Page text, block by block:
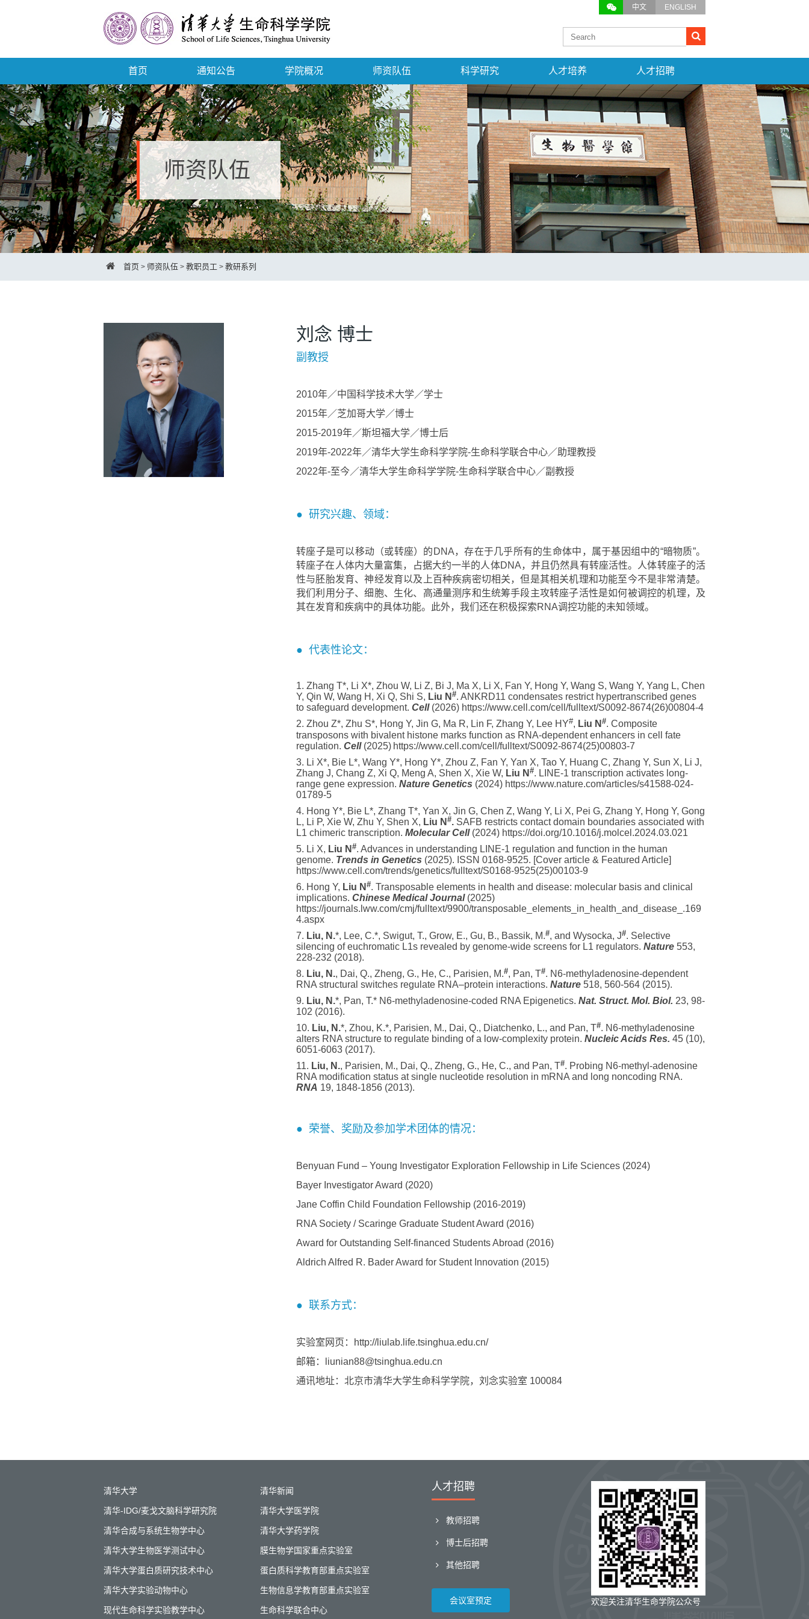
中文 ENGLISH
首页 通知公告 学院概况 师资队伍 科学研究 人才培养 人才招聘
师资队伍
首页 > 师资队伍 > 教职员工 > 教研系列
刘念 博士
副教授
2010年／中国科学技术大学／学士
2015年／芝加哥大学／博士
2015-2019年／斯坦福大学／博士后
2019年-2022年／清华大学生命科学学院-生命科学联合中心／助理教授
2022年-至今／清华大学生命科学学院-生命科学联合中心／副教授
● 研究兴趣、领域：
转座子是可以移动（或转座）的DNA，存在于几乎所有的生命体中，属于基因组中的“暗物质”。
转座子在人体内大量富集，占据大约一半的人体DNA，并且仍然具有转座活性。人体转座子的活
性与胚胎发育、神经发育以及上百种疾病密切相关，但是其相关机理和功能至今不是非常清楚。
我们利用分子、细胞、生化、高通量测序和生统筹手段主攻转座子活性是如何被调控的机理，及
其在发育和疾病中的具体功能。此外，我们还在积极探索RNA调控功能的未知领域。
● 代表性论文：
1. Zhang T*, Li X*, Zhou W, Li Z, Bi J, Ma X, Li X, Fan Y, Hong Y, Wang S, Wang Y, Yang L, Chen
Y, Qin W, Wang H, Xi Q, Shi S, Liu N #. ANKRD11 condensates restrict hypertranscribed genes
to safeguard development. Cell(2026) https://www.cell.com/cell/fulltext/S0092-8674(26)00804-4
2. Zhou Z*, Zhu S*, Hong Y, Jin G, Ma R, Lin F, Zhang Y, Lee HY#, Liu N #. Composite
transposons with bivalent histone marks function as RNA-dependent enhancers in cell fate
regulation. Cell (2025) https://www.cell.com/cell/fulltext/S0092-8674(25)00803-7
3. Li X*, Bie L*, Wang Y*, Hong Y*, Zhou Z, Fan Y, Yan X, Tao Y, Huang C, Zhang Y, Sun X, Li J,
Zhang J, Chang Z, Xi Q, Meng A, Shen X, Xie W, Liu N #. LINE-1 transcription activates long-
range gene expression. Nature Genetics (2024) https://www.nature.com/articles/s41588-024-
01789-5
4. Hong Y*, Bie L*, Zhang T*, Yan X, Jin G, Chen Z, Wang Y, Li X, Pei G, Zhang Y, Hong Y, Gong
L, Li P, Xie W, Zhu Y, Shen X, Liu N #. SAFB restricts contact domain boundaries associated with
L1 chimeric transcription. Molecular Cell(2024) https://doi.org/10.1016/j.molcel.2024.03.021
5. Li X, Liu N #. Advances in understanding LINE-1 regulation and function in the human
genome. Trends in Genetics (2025). ISSN 0168-9525. [Cover article & Featured Article]
https://www.cell.com/trends/genetics/fulltext/S0168-9525(25)00103-9
6. Hong Y, Liu N #. Transposable elements in health and disease: molecular basis and clinical
implications. Chinese Medical Journal(2025)
https://journals.lww.com/cmj/fulltext/9900/transposable_elements_in_health_and_disease_.169
4.aspx
7. Liu, N.*, Lee, C.*, Swigut, T., Grow, E., Gu, B., Bassik, M.#, and Wysocka, J#. Selective
silencing of euchromatic L1s revealed by genome-wide screens for L1 regulators. Nature 553,
228-232 (2018).
8. Liu, N., Dai, Q., Zheng, G., He, C., Parisien, M.#, Pan, T#. N6-methyladenosine-dependent
RNA structural switches regulate RNA–protein interactions. Nature 518, 560-564 (2015).
9. Liu, N.*, Pan, T.* N6-methyladenosine-coded RNA Epigenetics. Nat. Struct. Mol. Biol. 23, 98-
102 (2016).
10. Liu, N.*, Zhou, K.*, Parisien, M., Dai, Q., Diatchenko, L., and Pan, T#. N6-methyladenosine
alters RNA structure to regulate binding of a low-complexity protein. Nucleic Acids Res. 45 (10),
6051-6063 (2017).
11. Liu, N., Parisien, M., Dai, Q., Zheng, G., He, C., and Pan, T#. Probing N6-methyl-adenosine
RNA modification status at single nucleotide resolution in mRNA and long noncoding RNA.
RNA 19, 1848-1856 (2013).
● 荣誉、奖励及参加学术团体的情况：
Benyuan Fund – Young Investigator Exploration Fellowship in Life Sciences (2024)
Bayer Investigator Award (2020)
Jane Coffin Child Foundation Fellowship (2016-2019)
RNA Society / Scaringe Graduate Student Award (2016)
Award for Outstanding Self-financed Students Abroad (2016)
Aldrich Alfred R. Bader Award for Student Innovation (2015)
● 联系方式：
实验室网页：
http://liulab.life.tsinghua.edu.cn/
邮箱：
liunian88@tsinghua.edu.cn
通讯地址：北京市清华大学生命科学学院，刘念实验室 100084
欢迎关注清华生命学院公众号
人才招聘
教师招聘
博士后招聘
其他招聘
会议室预定
清华大学 清华新闻
清华-IDG/麦戈文脑科学研究院 清华大学医学院
清华合成与系统生物学中心 清华大学药学院
清华大学生物医学测试中心 膜生物学国家重点实验室
清华大学蛋白质研究技术中心 蛋白质科学教育部重点实验室
清华大学实验动物中心 生物信息学教育部重点实验室
现代生命科学实验教学中心 生命科学联合中心